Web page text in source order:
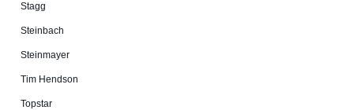
Stagg
Steinbach
Steinmayer
Tim Hendson
Topstar